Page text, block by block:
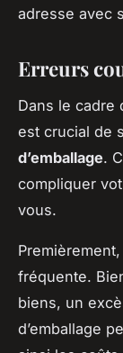
adresse avec
Erreurs
Dans le cadre
est crucial de
d’emballage.
compliquer
vous.
fréquente.
biens, un
d’emballage